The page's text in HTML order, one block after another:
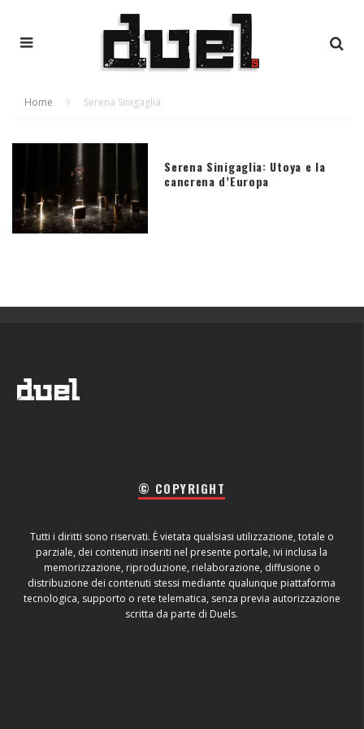
Home Serena Sinigaglia
Serena Sinigaglia: Utoya e la
cancrena d’Europa
© COPYRIGHT
Tutti i diritti sono riservati. È vietata qualsiasi utilizzazione, totale o
parziale, dei contenuti inseriti nel presente portale, ivi inclusa la
memorizzazione, riproduzione, rielaborazione, diffusione o
distribuzione dei contenuti stessi mediante qualunque piattaforma
tecnologica, supporto o rete telematica, senza previa autorizzazione
scritta da parte di Duels.